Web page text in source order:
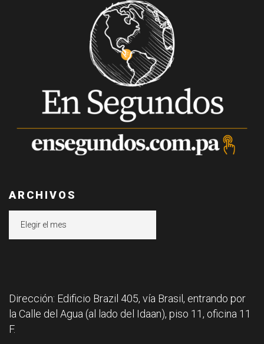
ARCHIVOS
Dirección: Edificio Brazil 405, vía Brasil, entrando por
la Calle del Agua (al lado del Idaan), piso 11, oficina 11
F.